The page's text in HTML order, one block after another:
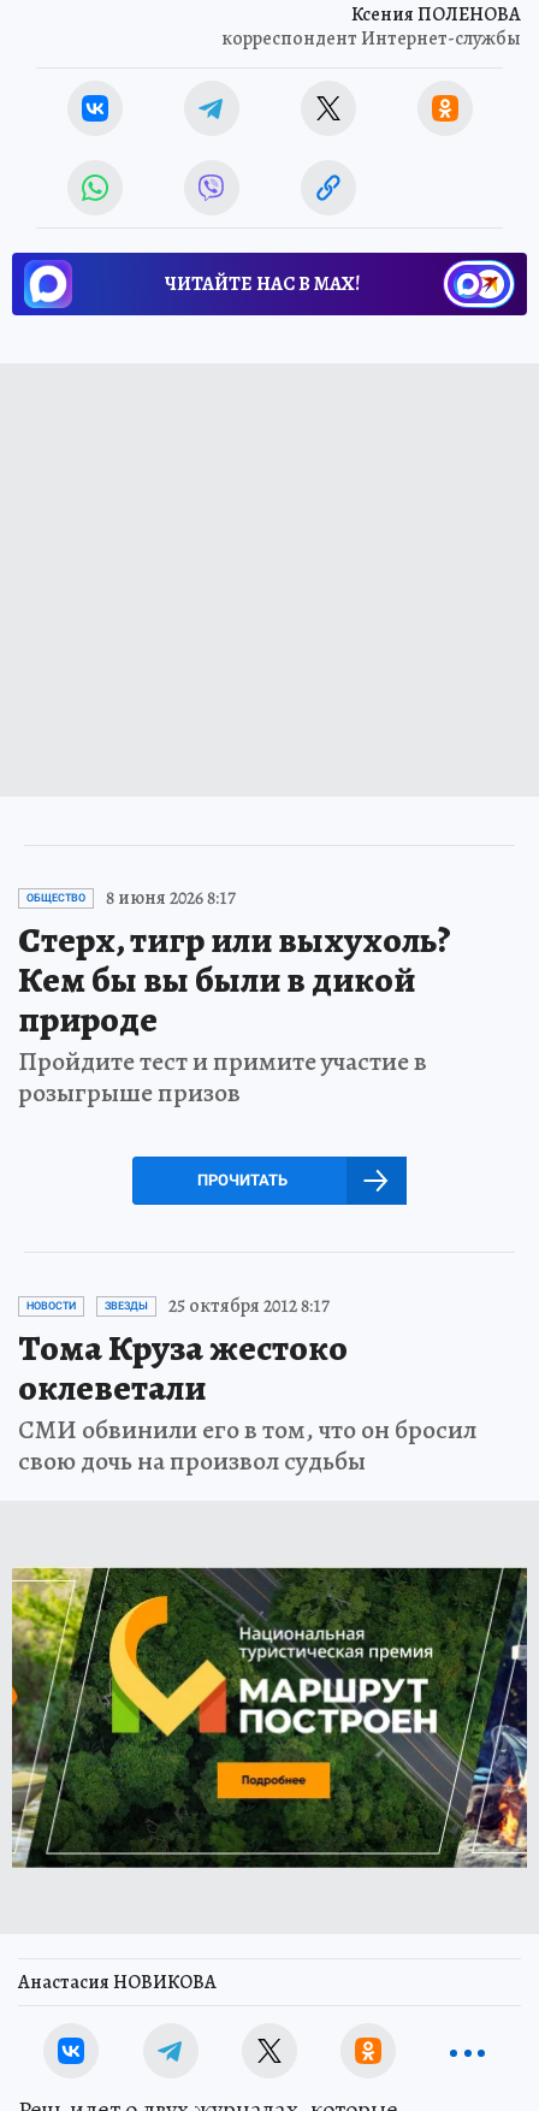
Ксения ПОЛЕНОВА
корреспондент Интернет-службы
ЧИТАЙТЕ НАС В МАХ!
ОБЩЕСТВО 8 июня 2026 8:17
Стерх, тигр или выхухоль?
Кем бы вы были в дикой
природе
Пройдите тест и примите участие в
розыгрыше призов
ПРОЧИТАТЬ
НОВОСТИ ЗВЕЗДЫ 25 октября 2012 8:17
Тома Круза жестоко
оклеветали
СМИ обвинили его в том, что он бросил
свою дочь на произвол судьбы
Анастасия НОВИКОВА